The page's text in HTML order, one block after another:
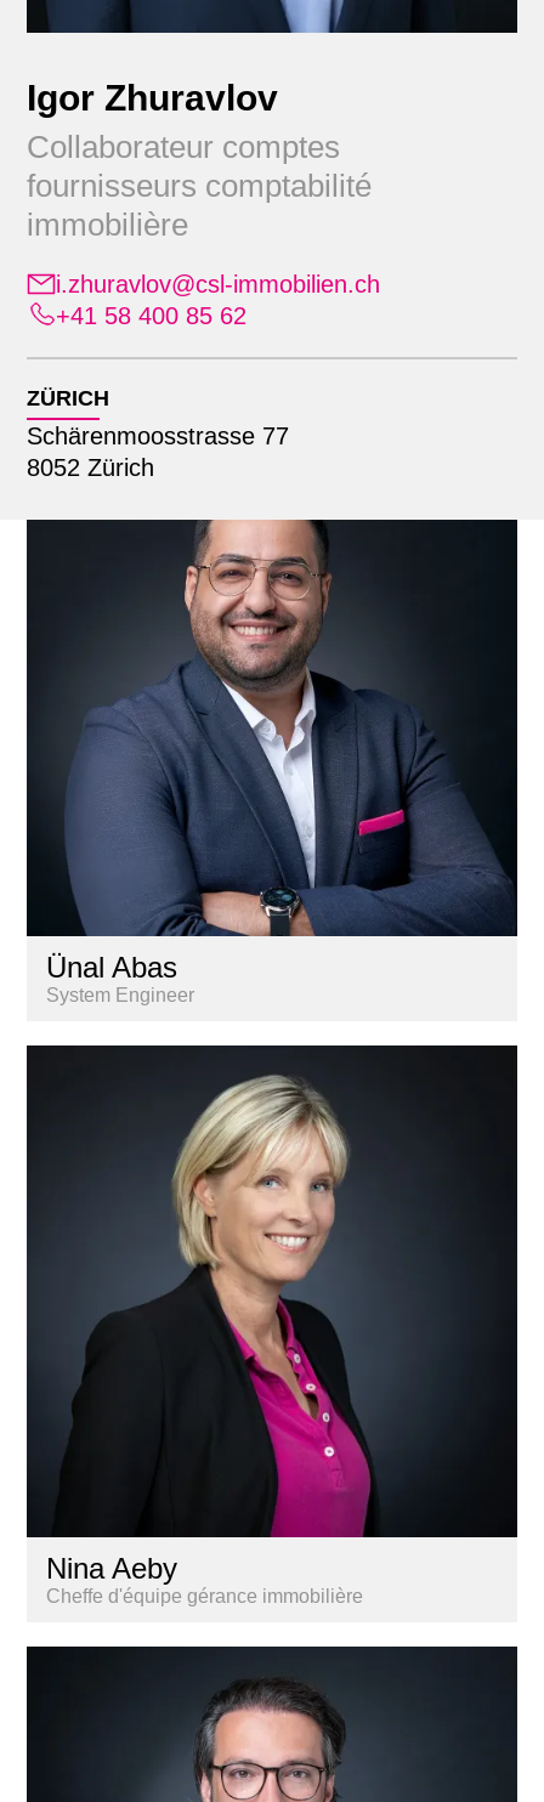
Igor Zhuravlov
Collaborateur comptes
fournisseurs comptabilité
immobilière
i.zhuravlov@csl-immobilien.ch
+41 58 400 85 62
ZÜRICH
Schärenmoosstrasse 77
8052 Zürich
Alle
Commercialisation
Comptabilité immobilière
Direction générale élargie
Marketing & communication
Personnel
Recherche & Analyse de marché
Services aux propriétaires
Alle
Lausanne
Zürich
Recherche par nom
Ünal Abas
System Engineer
Nina Aeby
Cheffe d'équipe gérance immobilière